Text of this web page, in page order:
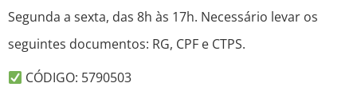
Segunda a sexta, das 8h às 17h. Necessário levar os
seguintes documentos: RG, CPF e CTPS.
CÓDIGO: 5790503